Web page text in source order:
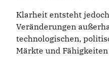
Klarheit entsteht
Veränderungen
technologischen,
Märkte und